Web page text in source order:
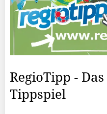
RegioTipp -
Tippspiel